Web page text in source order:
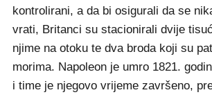
kontrolirani, a da bi osigurali da se
vrati, Britanci su stacionirali dvije
njime na otoku te dva broda koji su
morima. Napoleon je umro 1821.
i time je njegovo vrijeme završeno,